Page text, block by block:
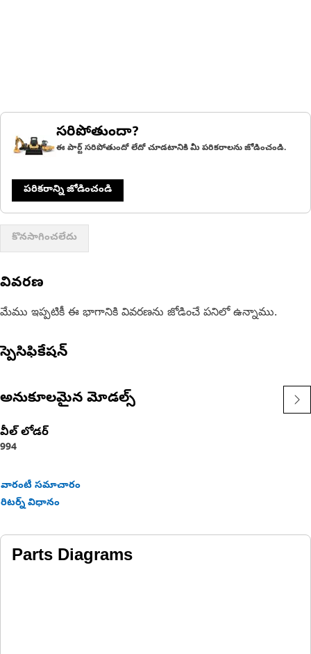
సరిపోతుందా?
ఈ పార్ట్ సరిపోతుందో లేదో చూడటానికి మీ పరికరాలను జోడించండి.
పరికరాన్ని జోడించండి
కొనసాగించలేదు
వివరణ
మేము ఇప్పటికీ ఈ భాగానికి వివరణను జోడించే పనిలో ఉన్నాము.
స్పెసిఫికేషన్
అనుకూలమైన మోడల్స్
వీల్ లోడర్
994
వారంటీ సమాచారం
రిటర్న్ విధానం
Parts Diagrams